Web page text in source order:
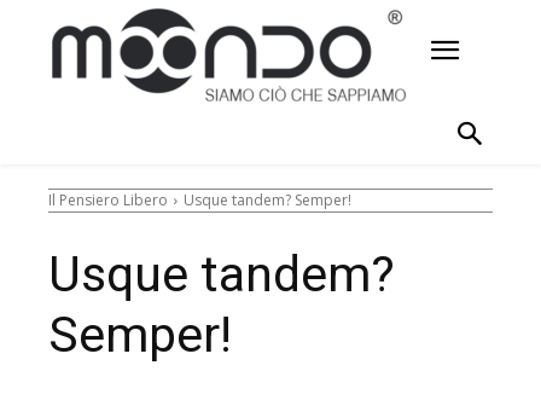
Il Pensiero Libero Usque tandem? Semper!
Usque tandem?
Semper!